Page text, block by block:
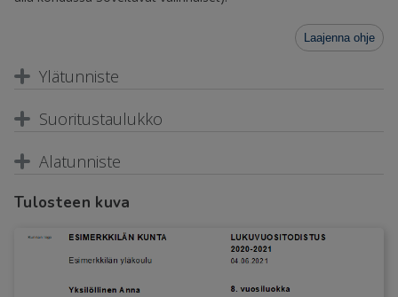
Laajenna ohje
Ylätunniste
Suoritustaulukko
Alatunniste
Tulosteen kuva